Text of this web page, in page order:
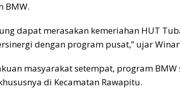
BMW.
dapat merasakan kemeriahan HUT
dengan program pusat,” ujar
masyarakat setempat, program BMW
di Kecamatan Rawapitu.